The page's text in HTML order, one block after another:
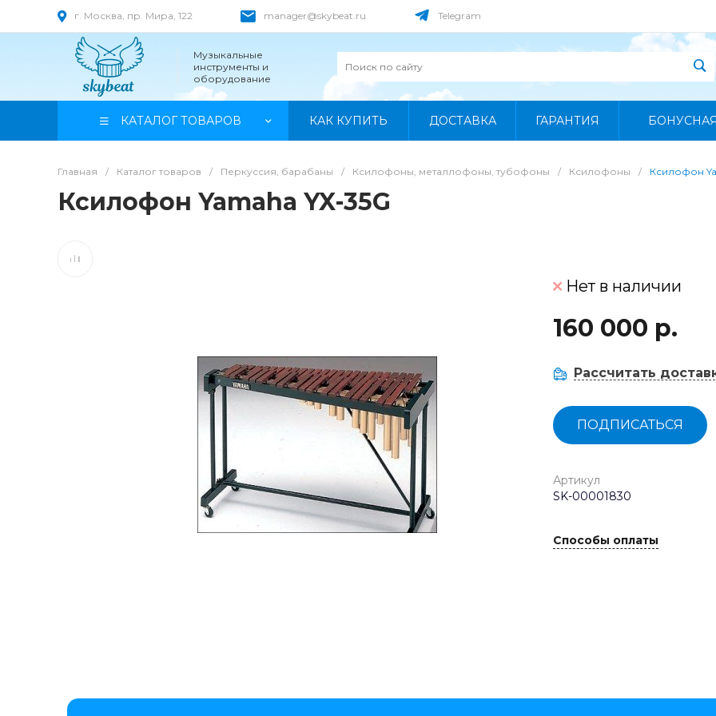
г. Москва, пр. Мира, 122 manager@skybeat.ru Telegram
Музыкальные
инструменты и
оборудование
КАТАЛОГ ТОВАРОВ КАК КУПИТЬ ДОСТАВКА ГАРАНТИЯ
Главная / Каталог товаров / Перкуссия, барабаны / Ксилофоны, металлофоны, тубофоны / Ксилофоны / Ксилофон
Ксилофон Yamaha YX-35G
Нет в наличии
160 000 р.
Рассчитать
ПОДПИСАТЬСЯ
Артикул
SK-00001830
Способы оплаты